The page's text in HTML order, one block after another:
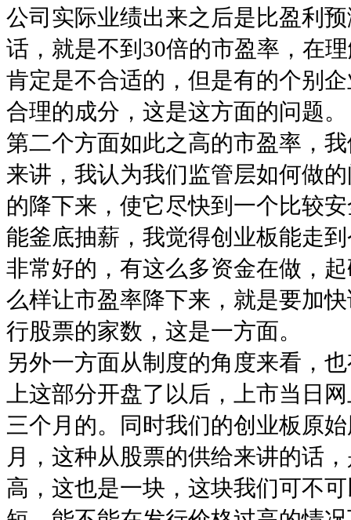
公司实际业绩出来之后是比盈利
话，就是不到30倍的市盈率，在
肯定是不合适的，但是有的个别
合理的成分，这是这方面的问题。
第二个方面如此之高的市盈率，
来讲，我认为我们监管层如何做
的降下来，使它尽快到一个比较
能釜底抽薪，我觉得创业板能走
非常好的，有这么多资金在做，
么样让市盈率降下来，就是要加
行股票的家数，这是一方面。
另外一方面从制度的角度来看，
上这部分开盘了以后，上市当日
三个月的。同时我们的创业板原
月，这种从股票的供给来讲的话
高，这也是一块，这块我们可不